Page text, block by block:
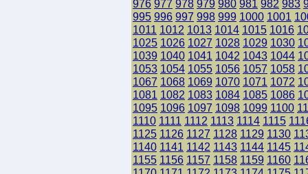
976 977 978 979 980 981 982 983
995 996 997 998 999 1000 1001
1011 1012 1013 1014 1015 1016
1025 1026 1027 1028 1029 1030
1039 1040 1041 1042 1043 1044
1053 1054 1055 1056 1057 1058
1067 1068 1069 1070 1071 1072
1081 1082 1083 1084 1085 1086
1095 1096 1097 1098 1099 1100
1110 1111 1112 1113 1114 1115
1125 1126 1127 1128 1129 1130
1140 1141 1142 1143 1144 1145
1155 1156 1157 1158 1159 1160